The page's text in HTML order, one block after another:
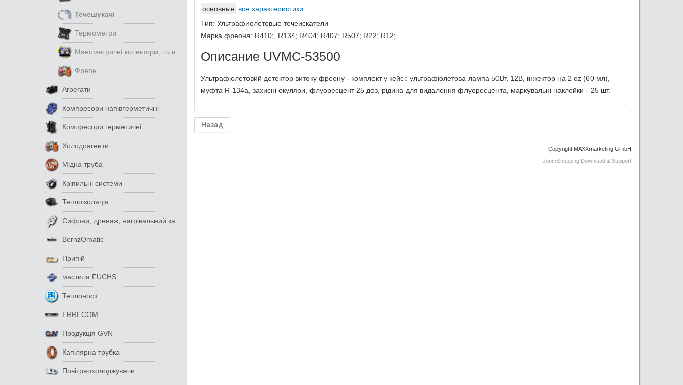
основные все характеристики
Тип: Ультрафиолетовые течеискатели
Марка фреона: R410;, R134; R404; R407; R507; R22; R12;
Описание UVMC-53500
Ультрафіолетовий детектор витоку фреону - комплект у кейсі: ультрафіолетова лампа 50Вт, 12В, інжектор на 2 oz (60 мл),
муфта R-134a, захисні окуляри, флуоресцент 25 доз, рідина для видалення флуоресцента, маркувальні наклейки - 25 шт.
Copyright MAXXmarketing GmbH
JoomShopping Download & Support
Течешукачі
Термометри
Манометричні колектори, шланги, манометри.
Фреон
Агрегати
Компресори напівгерметичні
Компресори герметичні
Холодоагенти
Мідна труба
Кріпильні системи
Теплоізоляція
Сифони, дренаж, нагрівальний кабель
BernzOmatic
Припій
мастила FUCHS
Теплоносії
ERRECOM
Продукція GVN
Капілярна трубка
Повітряохолоджувачи